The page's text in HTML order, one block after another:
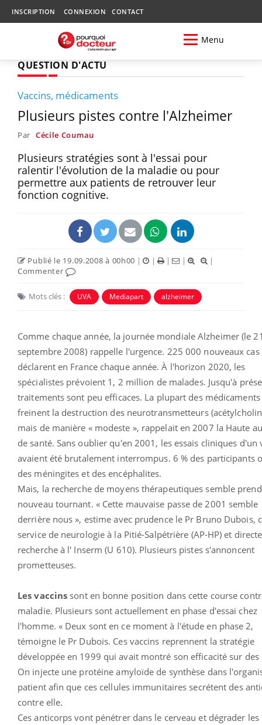
INSCRIPTION CONNEXION CONTACT
Menu
QUESTION D'ACTU
Vaccins, médicaments
Plusieurs pistes contre l'Alzheimer
Par Cécile Coumau
Plusieurs stratégies sont à l'essai pour
ralentir l'évolution de la maladie ou pour
permettre aux patients de retrouver leur
fonction cognitive.
Publié le 19.09.2008 à 00h00 | | | |
|
Commenter
Mots clés : UVA Mediapart alzheimer
Comme chaque année, la journée mondiale Alzheimer (le
septembre 2008) rappelle l'urgence. 225 000 nouveaux cas
déclarent en France chaque année. À l'horizon 2020, les
spécialistes prévoient 1, 2 million de malades. Jusqu'à
traitements sont peu efficaces. La plupart des médicaments
freinent la destruction des neurotransmetteurs
mais de manière « modeste », rappelait en 2007 la Haute
de santé. Sans oublier qu'en 2001, les essais cliniques d'un
avaient été brutalement interrompus. 6 % des participants
des méningites et des encéphalites.
Mais, la recherche de moyens thérapeutiques semble
nouveau tournant. « Cette mauvaise passe de 2001 semble
derrière nous », estime avec prudence le Pr Bruno Dubois,
service de neurologie à la Pitié-Salpétrière (AP-HP) et
recherche à l' Inserm (U 610). Plusieurs pistes s'annoncent
prometteuses.
Les vaccins sont en bonne position dans cette course
maladie. Plusieurs sont actuellement en phase d'essai chez
l'homme. « Deux sont en ce moment à l'étude en phase 2,
témoigne le Pr Dubois. Ces vaccins reprennent la stratégie
développée en 1999 qui avait montré son efficacité sur des
On injecte une protéine amyloïde de synthèse dans
patient afin que ces cellules immunitaires secrétent des
contre elle.
Ces anticorps vont pénétrer dans le cerveau et dégrader les